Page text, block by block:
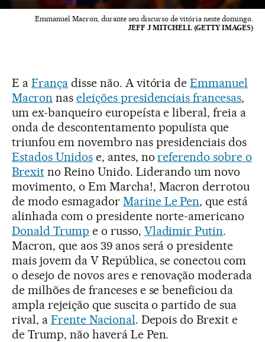
Emmanuel Macron, durante seu discurso de vitória neste domingo.
JEFF J MITCHELL (GETTY IMAGES)
E a Françadisse não. A vitória deEmmanuel
Macron nas eleições presidenciais francesas,
um ex-banqueiro europeísta e liberal, freia a
onda de descontentamento populista que
triunfou em novembro nas presidenciais dos
Estados Unidose, antes, noreferendo sobre o
Brexitno Reino Unido. Liderando um novo
movimento, o Em Marcha!, Macron derrotou
de modo esmagador Marine Le Pen, que está
alinhada com o presidente norte-americano
Donald Trump e o russo, Vladimir Putin.
Macron, que aos 39 anos será o presidente
mais jovem da V República, se conectou com
o desejo de novos ares e renovação moderada
de milhões de franceses e se beneficiou da
ampla rejeição que suscita o partido de sua
rival, a Frente Nacional. Depois do Brexit e
de Trump, não haverá Le Pen.